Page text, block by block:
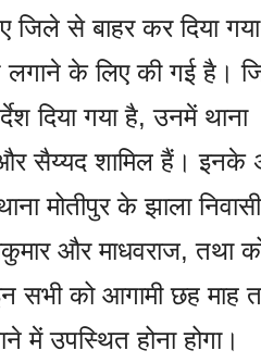
से बाहर कर दिया
लगाने के लिए की गई है।
दिया गया है, उनमें थाना
और सैय्यद शामिल हैं। इनके
मोतीपुर के झाला निवासी
और माधवराज, तथा
सभी को आगामी छह माह
में उपस्थित होना होगा।